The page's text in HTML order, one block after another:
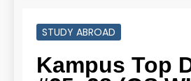
STUDY ABROAD
Kampus Top